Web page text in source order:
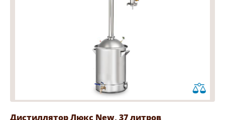
Дистиллятор Люкс New, 37 литров